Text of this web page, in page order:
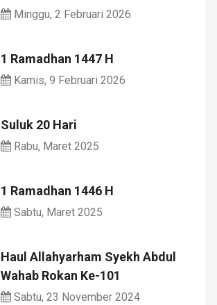
Minggu, 2 Februari 2026
1 Ramadhan 1447 H
Kamis, 9 Februari 2026
Suluk 20 Hari
Rabu, Maret 2025
1 Ramadhan 1446 H
Sabtu, Maret 2025
Haul Allahyarham Syekh Abdul
Wahab Rokan Ke-101
Sabtu, 23 November 2024